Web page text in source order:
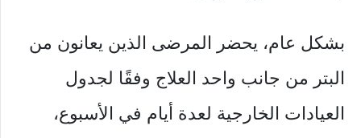
بشكل عام، يحضر المرضى الذين يعانون من
البتر من جانب واحد العلاج وفقًا لجدول
العيادات الخارجية لعدة أيام في الأسبوع،